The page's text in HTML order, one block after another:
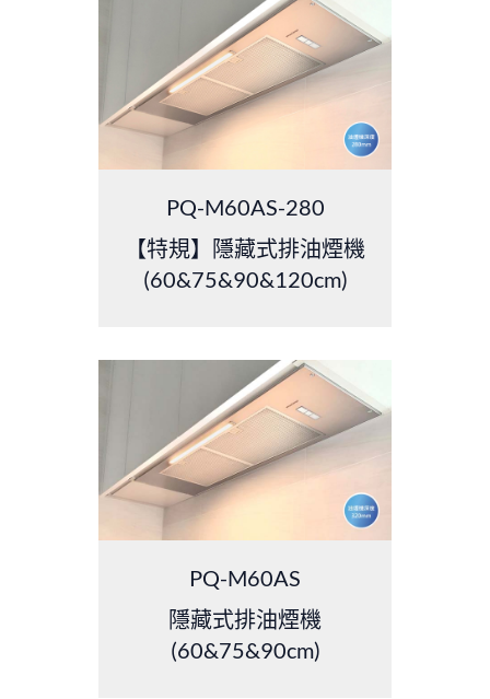
PQ-M60AS-280
【特規】隱藏式排油煙機
(60&75&90&120cm)
PQ-M60AS
隱藏式排油煙機
(60&75&90cm)